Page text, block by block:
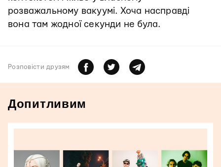
розважальному вакуумі. Хоча насправді
вона там жодної секунди не була.
Розповiсти друзям
Допитливим